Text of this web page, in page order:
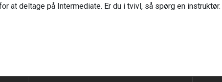
at deltage på Intermediate. Er du i tvivl, så spørg en instruktør.